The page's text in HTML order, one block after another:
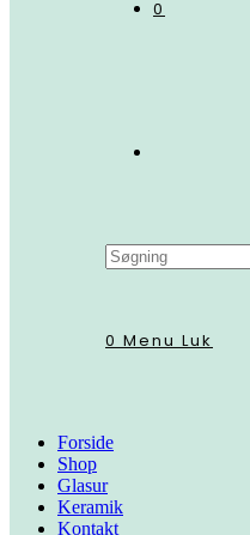
0
Search
this
0 Menu Luk
Forside
Shop
Glasur
Keramik
Kontakt